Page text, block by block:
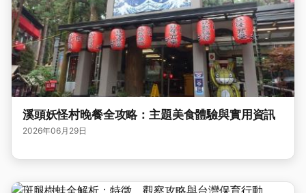
溪頭妖怪村晚餐全攻略：主題美食體驗與實用資訊
2026年06月29日